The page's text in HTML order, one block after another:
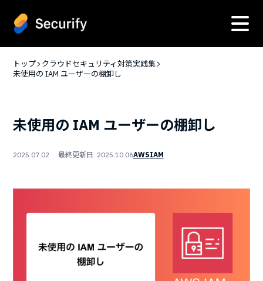
トップ
クラウドセキュリティ対策実践集
未使用の IAM ユーザーの棚卸し
未使用の IAM ユーザーの棚卸し
2025.07.02 最終更新日: 2025.10.06AWSIAM